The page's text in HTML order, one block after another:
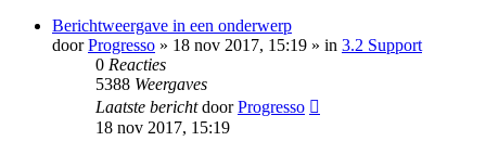
Berichtweergave in een onderwerp
doorProgresso » 18 nov 2017, 15:19 » in 3.2 Support
0 Reacties
5388 Weergaves
Laatste berichtdoorProgresso
18 nov 2017, 15:19